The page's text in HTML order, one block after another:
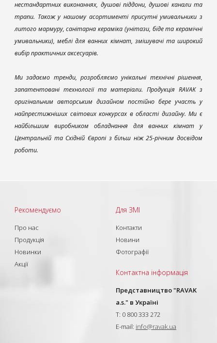
нестандартних виконаннях, душові піддони, душові канали та
трапи. Також у нашому асортименті присутні умивальники з
литого мармуру, санітарна кераміка (унітази, біде та керамічні
умивальники), меблі для ванних кімнат, змішувачі та широкий
вибір практичних аксесуарів.
Ми задаємо тренди, розробляємо унікальні технічні рішення,
запатентовані технології та матеріали. Продукція RAVAK з
оригінальним авторським дизайном постійно бере участь у
найпрестижніших світових конкурсах в області дизайну. Ми є
найбільшим виробником обладнання для ванних кімнат у
Центральній та Східній Європі з більш ніж 25-річним досвідом
роботи.
Рекомендуємо
Про нас
Продукція
Новинки
Акції
Для ЗМІ
Контакти
Новини
Фотографії
Контактна інформація
Представництво "RAVAK
a.s." в Україні
T: 0 800 333 272
E-mail: info@ravak.ua